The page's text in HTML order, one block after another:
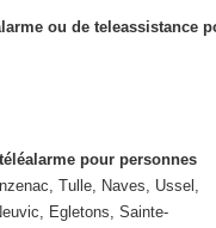
ou de teleassistance
pour personnes
Tulle, Naves, Ussel,
Egletons, Sainte-